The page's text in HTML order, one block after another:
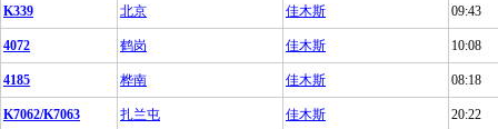
K339 北京 佳木斯 09:43
4072 鹤岗 佳木斯 10:08
4185 桦南 佳木斯 08:18
K7062/K7063 扎兰屯 佳木斯 20:22